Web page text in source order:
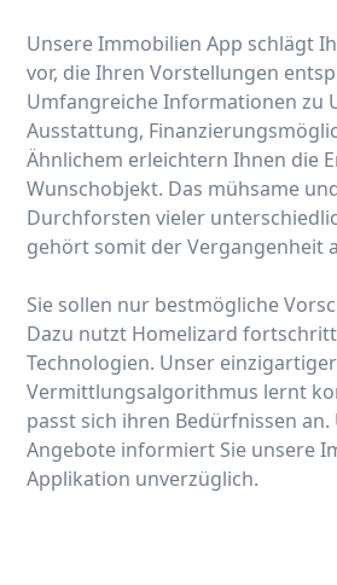
Unsere Immobilien App schlägt
vor, die Ihren Vorstellungen
Umfangreiche Informationen zu
Ausstattung,
Ähnlichem erleichtern Ihnen die
Wunschobjekt. Das mühsame
Durchforsten vieler
gehört somit der Vergangenheit
Sie sollen nur bestmögliche
Dazu nutzt Homelizard
Technologien. Unser einzigartiger
Vermittlungsalgorithmus lernt
passt sich ihren Bedürfnissen an.
Angebote informiert Sie unsere
Applikation unverzüglich.